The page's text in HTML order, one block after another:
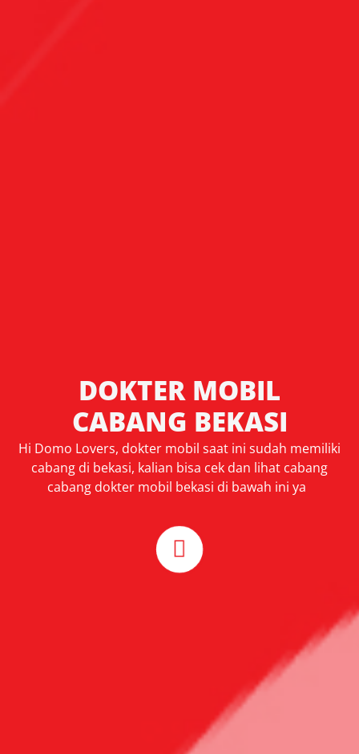
DOKTER MOBIL
CABANG BEKASI
Hi Domo Lovers, dokter mobil saat ini sudah memiliki
cabang di bekasi, kalian bisa cek dan lihat cabang
cabang dokter mobil bekasi di bawah ini ya